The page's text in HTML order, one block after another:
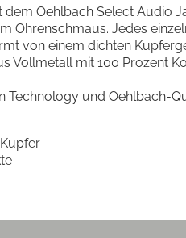
Oehlbach Select Audio
Ohrenschmaus. Jedes
von einem dichten
Vollmetall mit 100 Prozent
Technology und Oehlbach-